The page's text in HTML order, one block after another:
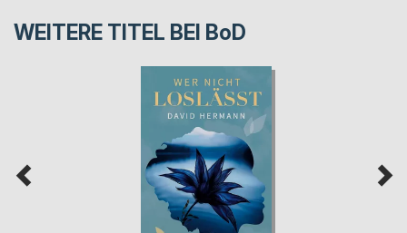
WEITERE TITEL BEI BoD